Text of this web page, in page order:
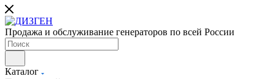
Продажа и обслуживание генераторов по всей России
Каталог